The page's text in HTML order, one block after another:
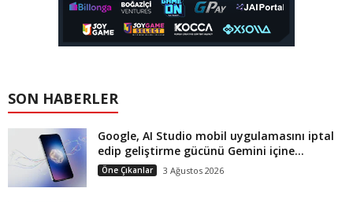
SON HABERLER
Google, AI Studio mobil uygulamasını iptal
edip geliştirme gücünü Gemini içine...
Öne Çıkanlar 3 Ağustos 2026